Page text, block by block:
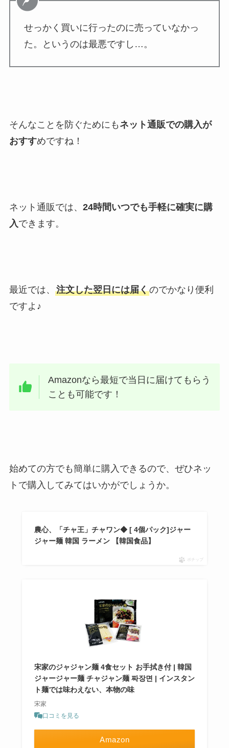
せっかく買いに行ったのに売っていなかっ
た。というのは最悪ですし…。
そんなことを防ぐためにも ネット通販での購入が
おすすめですね！
ネット通販では、 24時間いつでも手軽に確実に購
入できます。
最近では、 注文した翌日には届くのでかなり便利
ですよ♪
Amazonなら最短で当日に届けてもらう
ことも可能です！
始めての方でも簡単に購入できるので、ぜひネッ
トで購入してみてはいかがでしょうか。
農心、「チャ王」チャワン◆ [ 4個パック]ジャー
ジャー麺 韓国 ラーメン 【韓国食品】
ポチップ
宋家のジャジャン麺 4食セット お手拭き付 | 韓国
ジャージャー麺 チャジャン麺 짜장면 | インスタン
ト麺では味わえない、本物の味
宋家
口コミを見る
Amazon